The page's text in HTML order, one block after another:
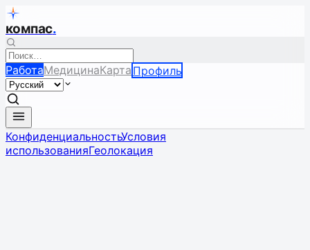
компас.
РаботаМедицинаКарта Профиль
КонфиденциальностьУсловия
использованияГеолокация